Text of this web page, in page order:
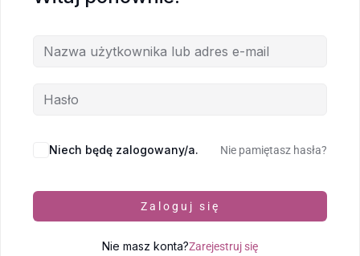
Niech będę zalogowany/a. Nie pamiętasz hasła?
Zaloguj się
Nie masz konta?Zarejestruj się